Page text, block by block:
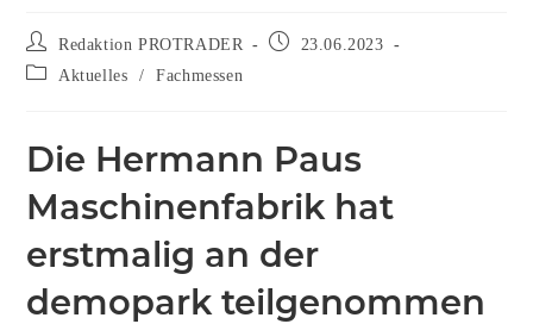
Redaktion PROTRADER
23.06.2023
Aktuelles
/ Fachmessen
Die Hermann Paus
Maschinenfabrik hat
erstmalig an der
demopark teilgenommen